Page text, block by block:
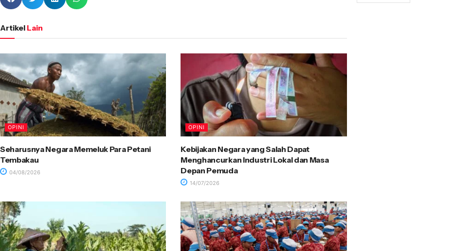
Artikel Lain
OPINI
Seharusnya Negara Memeluk Para Petani
Tembakau
04/08/2026
OPINI
Kebijakan Negara yang Salah Dapat
Menghancurkan Industri Lokal dan Masa
Depan Pemuda
14/07/2026